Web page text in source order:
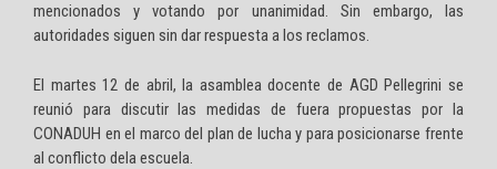
mencionados y votando por unanimidad. Sin embargo, las
autoridades siguen sin dar respuesta a los reclamos.
El martes 12 de abril, la asamblea docente de AGD Pellegrini se
reunió para discutir las medidas de fuera propuestas por la
CONADUH en el marco del plan de lucha y para posicionarse frente
al conflicto dela escuela.